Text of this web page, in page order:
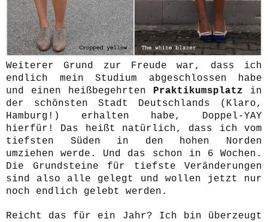
Weiterer Grund zur Freude war, dass ich
endlich mein Studium abgeschlossen habe
und einen heißbegehrten Praktikumsplatz in
der schönsten Stadt Deutschlands (Klaro,
Hamburg!) erhalten habe, Doppel-YAY
hierfür! Das heißt natürlich, dass ich vom
tiefsten Süden in den hohen Norden
umziehen werde. Und das schon in 6 Wochen.
Die Grundsteine für tiefste Veränderungen
sind also alle gelegt und wollen jetzt nur
noch endlich gelebt werden.
Reicht das für ein Jahr? Ich bin überzeugt